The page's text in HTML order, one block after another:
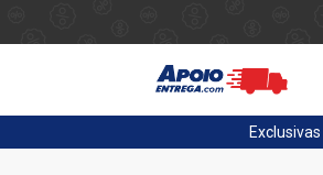
Exclusivas